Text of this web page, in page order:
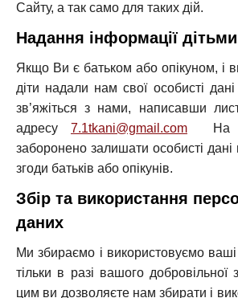
Сайту, а так само для таких дій.
Надання інформації дітьми
Якщо Ви є батьком або опікуном, і
діти надали нам свої особисті
зв’яжіться з нами, написавши
адресу 7.1tkani@gmail.com На
заборонено залишати особисті дані
згоди батьків або опікунів.
Збір та використання
даних
Ми збираємо і використовуємо ваші
тільки в разі вашого добровільної
цим ви дозволяєте нам збирати і